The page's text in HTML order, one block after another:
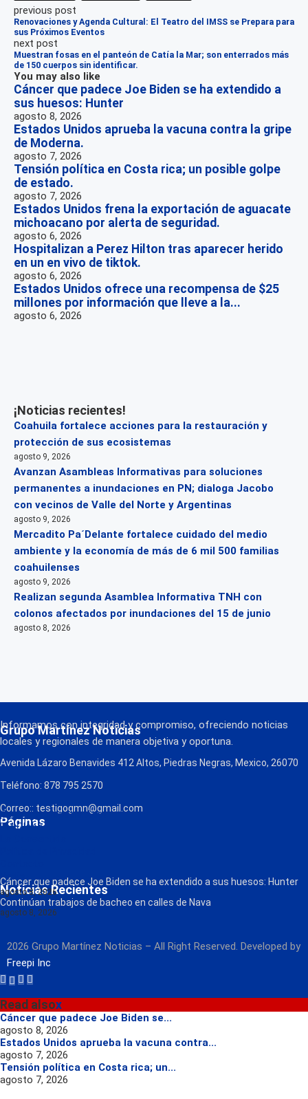
previous post
Renovaciones y Agenda Cultural: El Teatro del IMSS se Prepara para
sus Próximos Eventos
next post
Muestran fosas en el panteón de Catía la Mar; son enterrados más
de 150 cuerpos sin identificar.
You may also like
Cáncer que padece Joe Biden se ha extendido a
sus huesos: Hunter
agosto 8, 2026
Estados Unidos aprueba la vacuna contra la gripe
de Moderna.
agosto 7, 2026
Tensión política en Costa rica; un posible golpe
de estado.
agosto 7, 2026
Estados Unidos frena la exportación de aguacate
michoacano por alerta de seguridad.
agosto 6, 2026
Hospitalizan a Perez Hilton tras aparecer herido
en un en vivo de tiktok.
agosto 6, 2026
Estados Unidos ofrece una recompensa de $25
millones por información que lleve a la...
agosto 6, 2026
¡Noticias recientes!
Coahuila fortalece acciones para la restauración y
protección de sus ecosistemas
agosto 9, 2026
Avanzan Asambleas Informativas para soluciones
permanentes a inundaciones en PN; dialoga Jacobo
con vecinos de Valle del Norte y Argentinas
agosto 9, 2026
Mercadito Pa´Delante fortalece cuidado del medio
ambiente y la economía de más de 6 mil 500 familias
coahuilenses
agosto 9, 2026
Realizan segunda Asamblea Informativa TNH con
colonos afectados por inundaciones del 15 de junio
agosto 8, 2026
Grupo Martínez Noticias
Informamos con integridad y compromiso, ofreciendo noticias
locales y regionales de manera objetiva y oportuna.
Avenida Lázaro Benavides 412 Altos, Piedras Negras, Mexico, 26070
Teléfono: 878 795 2570
Correo:: testigogmn@gmail.com
Páginas
¡Descarga nuestra App!
FM Globo
Radio
Noticias Recientes
Cáncer que padece Joe Biden se ha extendido a sus huesos: Hunter
agosto 8, 2026
Continúan trabajos de bacheo en calles de Nava
agosto 8, 2026
2026 Grupo Martínez Noticias – All Right Reserved. Developed by
Freepi Inc
Read alsox
Cáncer que padece Joe Biden se...
agosto 8, 2026
Estados Unidos aprueba la vacuna contra...
agosto 7, 2026
Tensión política en Costa rica; un...
agosto 7, 2026